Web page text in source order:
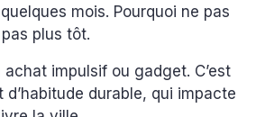
mois. Pourquoi ne pas
plus tôt.
achat impulsif ou gadget. C’est
d’habitude durable, qui impacte